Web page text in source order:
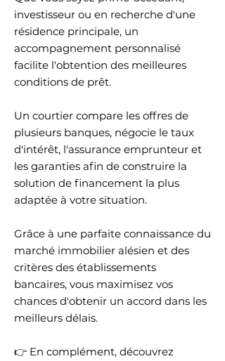
investisseur ou en recherche d'une
résidence principale, un
accompagnement personnalisé
facilite l'obtention des meilleures
conditions de prêt.
Un courtier compare les offres de
plusieurs banques, négocie le taux
d'intérêt, l'assurance emprunteur et
les garanties afin de construire la
solution de financement la plus
adaptée à votre situation.
Grâce à une parfaite connaissance du
marché immobilier alésien et des
critères des établissements
bancaires, vous maximisez vos
chances d'obtenir un accord dans les
meilleurs délais.
👉 En complément, découvrez